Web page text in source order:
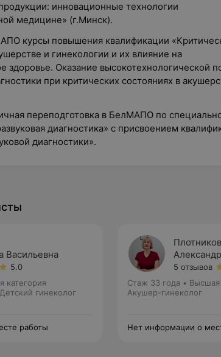
инновационные технологии
медицине» (г.Минск).
курсы повышения квалификации
и гинекологии и их влияние на
здоровье. Оказание высокотехнологической
при критических состояниях в
переподготовка в БелМАПО по
диагностика» с присвоением
диагностики».
Васильевна
5.0
категория
гинеколог
работы
5 отзывов
Стаж 33 года • Высшая
Акушер-гинеколог
Нет информации о